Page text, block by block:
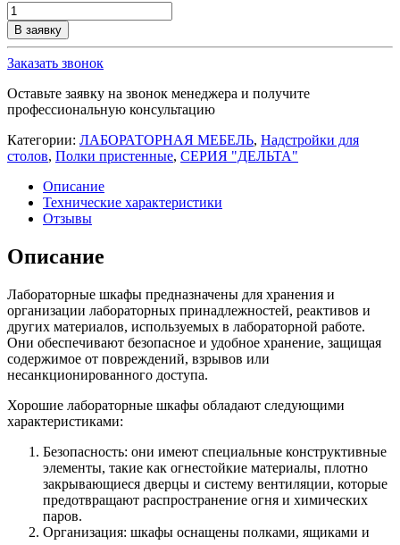
Количество
товара
Полка
пристенная
для
лабораторного
стола
ПМ-10
В заявку
Заказать звонок
Оставьте заявку на звонок менеджера и получите
профессиональную консультацию
Категории: ЛАБОРАТОРНАЯ МЕБЕЛЬ, Надстройки для
столов, Полки пристенные, СЕРИЯ "ДЕЛЬТА"
Описание
Технические характеристики
Отзывы
Описание
Лабораторные шкафы предназначены для хранения и
организации лабораторных принадлежностей, реактивов и
других материалов, используемых в лабораторной работе.
Они обеспечивают безопасное и удобное хранение, защищая
содержимое от повреждений, взрывов или
несанкционированного доступа.
Хорошие лабораторные шкафы обладают следующими
характеристиками:
Безопасность: они имеют специальные конструктивные
элементы, такие как огнестойкие материалы, плотно
закрывающиеся дверцы и систему вентиляции, которые
предотвращают распространение огня и химических
паров.
Организация: шкафы оснащены полками, ящиками и